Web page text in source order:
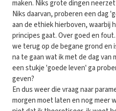
maken. Niks grote dingen
Niks daarvan, proberen een dag
aan de ethiek hierboven, waarbij
principes gaat. Over goed en
we terug op de begane grond en
na te gaan wat ik met de dag van
een stukje 'goede leven' ga
geven?
En dus weer die vraag naar
morgen moet laten en nog meer